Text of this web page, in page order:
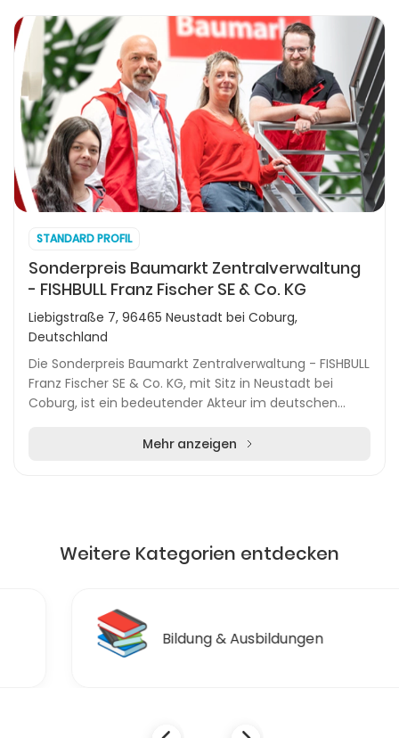
STANDARD PROFIL
Sonderpreis Baumarkt Zentralverwaltung
- FISHBULL Franz Fischer SE & Co. KG
Liebigstraße 7, 96465 Neustadt bei Coburg,
Deutschland
Die Sonderpreis Baumarkt Zentralverwaltung - FISHBULL
Franz Fischer SE & Co. KG, mit Sitz in Neustadt bei
Coburg, ist ein bedeutender Akteur im deutschen
Mehr anzeigen
Weitere Kategorien entdecken
Bildung & Ausbildungen